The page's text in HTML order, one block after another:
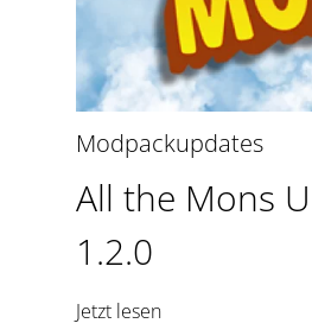
Modpackupdates
All the Mons
1.2.0
Jetzt lesen